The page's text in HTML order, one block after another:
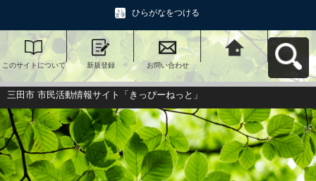
ひらがなをつける
このサイトについて 新規登録 お問い合わせ
三田市 市民活動情報
サイト「きっぴーね
っと」へ戻る
三田市 市民活動情報サイト「きっぴーねっと」